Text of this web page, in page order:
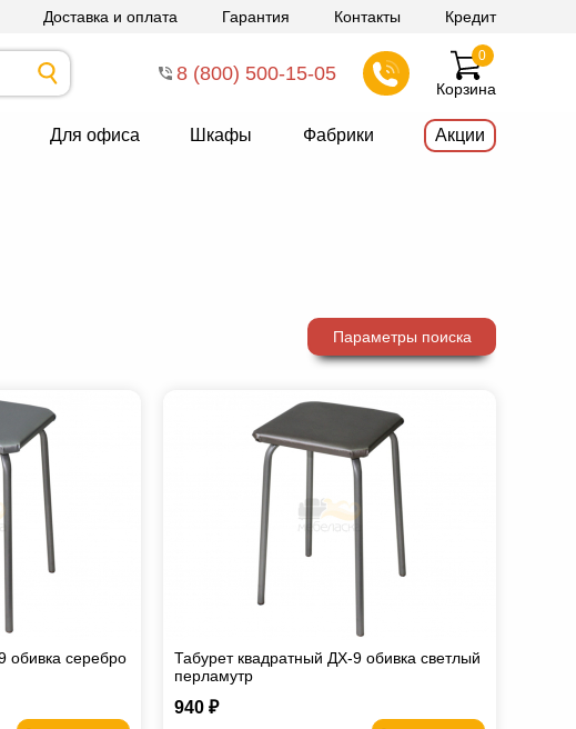
Доставка и оплата Гарантия Контакты Кредит
8 (800) 500-15-05
Корзина
0
Для офиса Шкафы Фабрики Акции
Параметры поиска
обивка серебро
Табурет квадратный ДХ-9 обивка светлый
перламутр
940 ₽